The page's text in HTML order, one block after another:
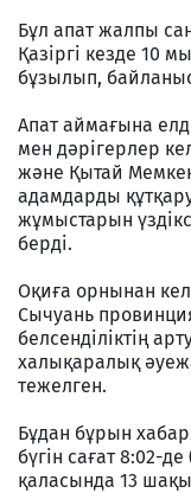
Бұл апат жалпы
Қазіргі кезде 10
бұзылып, байланыс
Апат аймағына
мен дәрігерлер
және Қытай
адамдарды
жұмыстарын
берді.
Оқиға орнынан
Сычуань
белсенділіктің
халықаралық
тежелген.
Бұдан бұрын
бүгін сағат 8:02-
қаласында 13